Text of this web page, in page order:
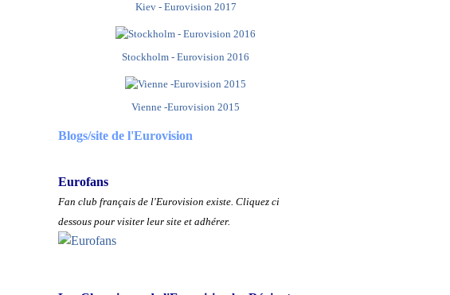
Kiev - Eurovision 2017
Stockholm - Eurovision 2016
Vienne -Eurovision 2015
Blogs/site de l'Eurovision
Eurofans
Fan club français de l'Eurovision existe. Cliquez ci
dessous pour visiter leur site et adhérer.